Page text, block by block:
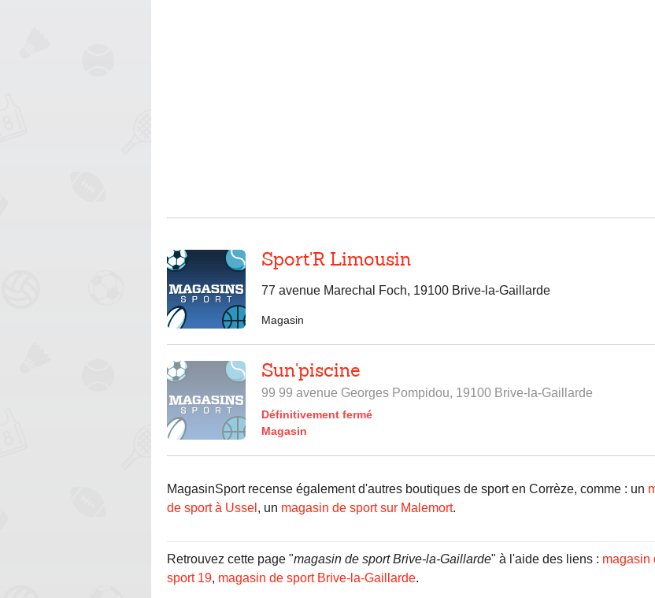
Sport'R Limousin
77 avenue Marechal Foch, 19100 Brive-la-Gaillarde
Magasin
Sun'piscine
99 99 avenue Georges Pompidou, 19100 Brive-la-Gaillarde
Définitivement fermé
Magasin
MagasinSport recense également d'autres boutiques de sport en Corrèze, comme : un
de sport à Ussel , un magasin de sport sur Malemort.
Retrouvez cette page "magasin de sport Brive-la-Gaillarde" à l'aide des liens : magasin
sport 19, magasin de sport Brive-la-Gaillarde.